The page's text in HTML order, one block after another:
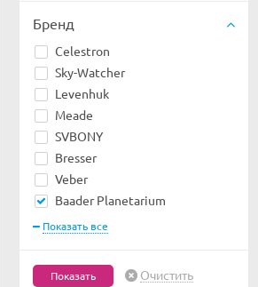
Бренд
Celestron
Sky-Watcher
Levenhuk
Meade
SVBONY
Bresser
Veber
Baader Planetarium
Показать все
Очистить